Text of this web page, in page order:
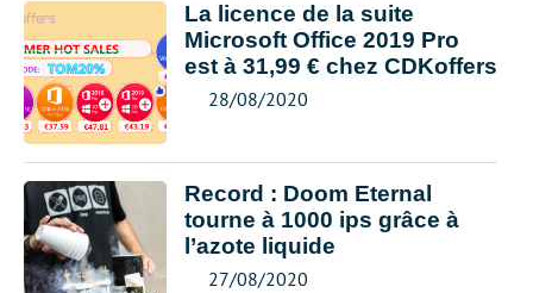
La licence de la suite
Microsoft Office 2019 Pro
est à 31,99 € chez CDKoffers
28/08/2020
Record : Doom Eternal
tourne à 1000 ips grâce à
l’azote liquide
27/08/2020